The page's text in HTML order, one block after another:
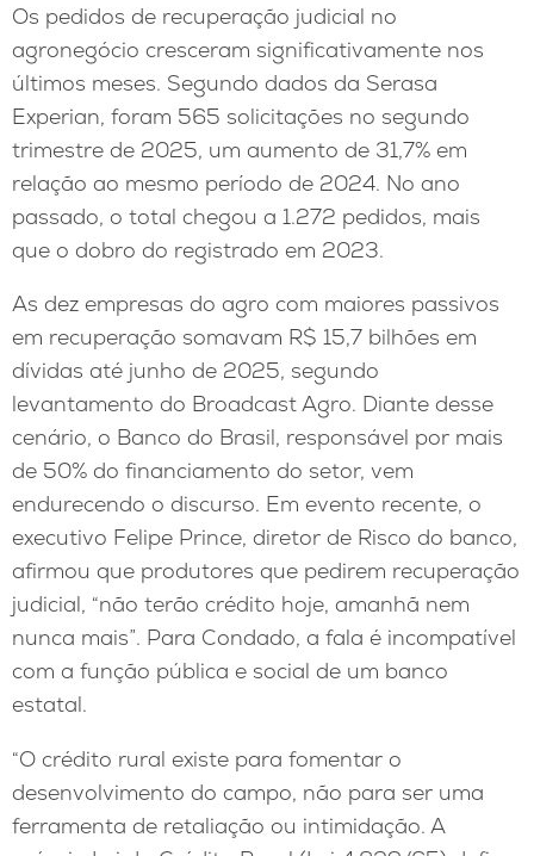
Os pedidos de recuperação judicial no
agronegócio cresceram significativamente nos
últimos meses. Segundo dados da Serasa
Experian, foram 565 solicitações no segundo
trimestre de 2025, um aumento de 31,7% em
relação ao mesmo período de 2024. No ano
passado, o total chegou a 1.272 pedidos, mais
que o dobro do registrado em 2023.
As dez empresas do agro com maiores passivos
em recuperação somavam R$ 15,7 bilhões em
dívidas até junho de 2025, segundo
levantamento do Broadcast Agro. Diante desse
cenário, o Banco do Brasil, responsável por mais
de 50% do financiamento do setor, vem
endurecendo o discurso. Em evento recente, o
executivo Felipe Prince, diretor de Risco do banco,
afirmou que produtores que pedirem recuperação
judicial, “não terão crédito hoje, amanhã nem
nunca mais”. Para Condado, a fala é incompatível
com a função pública e social de um banco
estatal.
“O crédito rural existe para fomentar o
desenvolvimento do campo, não para ser uma
ferramenta de retaliação ou intimidação. A